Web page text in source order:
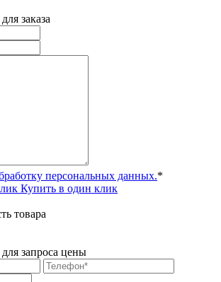
заказа
персональных данных.*
Купить в один клик
товара
запроса цены